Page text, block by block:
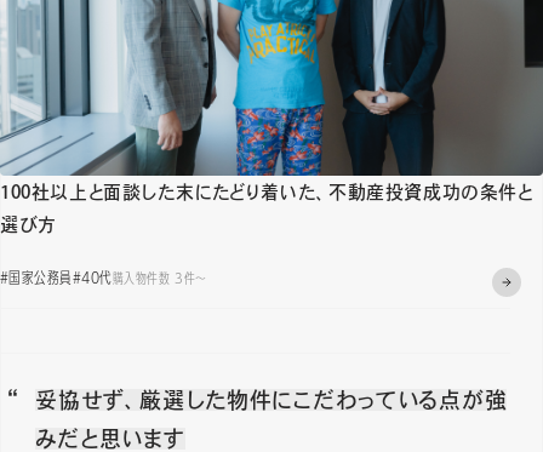
100社以上と面談した末にたどり着いた、不動産投資成功の条件と
選び方
#国家公務員#40代購入物件数 3件〜
妥協せず、厳選した物件にこだわっている点が強
みだと思います